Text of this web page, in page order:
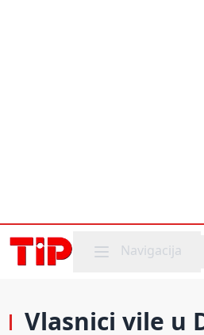
Mobile menu
Navigacija
Vlasnici vile u